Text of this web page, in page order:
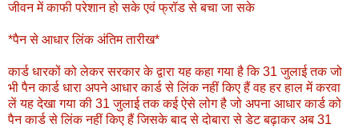
जीवन में काफी परेशान हो सके एवं फ्रॉड से बचा जा सके
*पैन से आधार लिंक अंतिम तारीख*
कार्ड धारकों को लेकर सरकार के द्वारा यह कहा गया है कि 31 जुलाई तक जो
भी पैन कार्ड धारा अपने आधार कार्ड से लिंक नहीं किए हैं वह हर हाल में करवा
लें यह देखा गया की 31 जुलाई तक कई ऐसे लोग है जो अपना आधार कार्ड को
पैन कार्ड से लिंक नहीं किए हैं जिसके बाद से दोबारा से डेट बढ़ाकर अब 31